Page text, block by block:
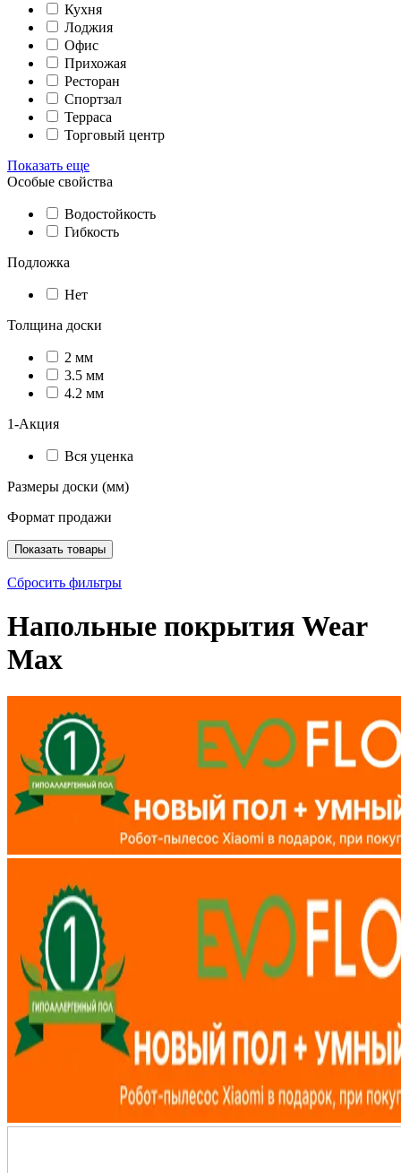
Кухня
Лоджия
Офис
Прихожая
Ресторан
Спортзал
Терраса
Торговый центр
Показать еще
Особые свойства
Водостойкость
Гибкость
Подложка
Нет
Толщина доски
2 мм
3.5 мм
4.2 мм
1-Акция
Вся уценка
Размеры доски (мм)
Формат продажи
Показать товары
Сбросить фильтры
Напольные покрытия Wear
Max